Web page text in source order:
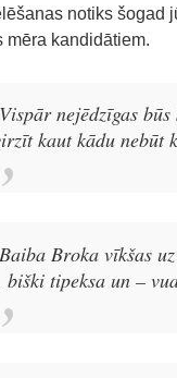
notiks šogad
mēra kandidātiem.
Vispār nejēdzīgas
kaut kādu nebūt
Baiba Broka vīkšas
biški tipeksa un –